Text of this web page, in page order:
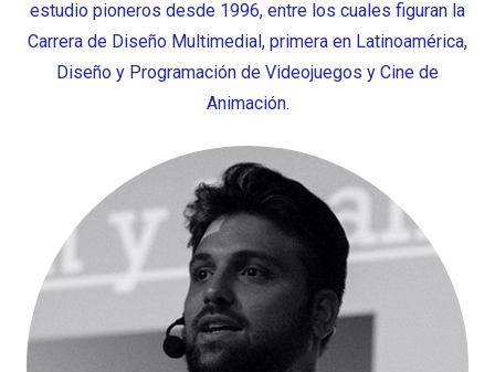
estudio pioneros desde 1996, entre los cuales figuran la
Carrera de Diseño Multimedial, primera en Latinoamérica,
Diseño y Programación de Videojuegos y Cine de
Animación.